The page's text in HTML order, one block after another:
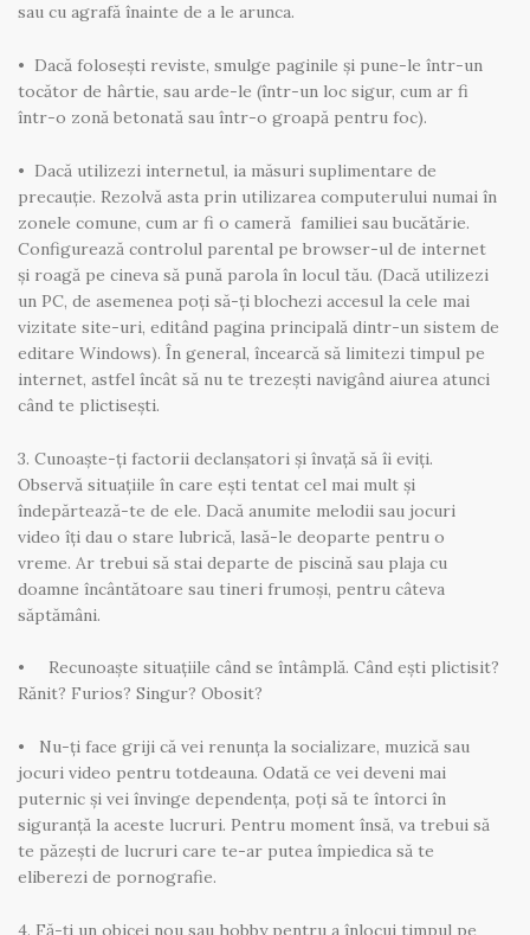
sau cu agrafă înainte de a le arunca.
• Dacă folosești reviste, smulge paginile și pune-le într-un
tocător de hârtie, sau arde-le (într-un loc sigur, cum ar fi
într-o zonă betonată sau într-o groapă pentru foc).
• Dacă utilizezi internetul, ia măsuri suplimentare de
precauție. Rezolvă asta prin utilizarea computerului numai în
zonele comune, cum ar fi o cameră familiei sau bucătărie.
Configurează controlul parental pe browser-ul de internet
și roagă pe cineva să pună parola în locul tău. (Dacă utilizezi
un PC, de asemenea poți să-ți blochezi accesul la cele mai
vizitate site-uri, editând pagina principală dintr-un sistem de
editare Windows). În general, încearcă să limitezi timpul pe
internet, astfel încât să nu te trezești navigând aiurea atunci
când te plictisești.
3. Cunoaște-ți factorii declanșatori și învață să îi eviți.
Observă situațiile în care ești tentat cel mai mult și
îndepărtează-te de ele. Dacă anumite melodii sau jocuri
video îți dau o stare lubrică, lasă-le deoparte pentru o
vreme. Ar trebui să stai departe de piscină sau plaja cu
doamne încântătoare sau tineri frumoși, pentru câteva
săptămâni.
• Recunoaște situațiile când se întâmplă. Când ești plictisit?
Rănit? Furios? Singur? Obosit?
• Nu-ți face griji că vei renunța la socializare, muzică sau
jocuri video pentru totdeauna. Odată ce vei deveni mai
puternic și vei învinge dependența, poți să te întorci în
siguranță la aceste lucruri. Pentru moment însă, va trebui să
te păzești de lucruri care te-ar putea împiedica să te
eliberezi de pornografie.
4. Fă-ți un obicei nou sau hobby pentru a înlocui timpul pe